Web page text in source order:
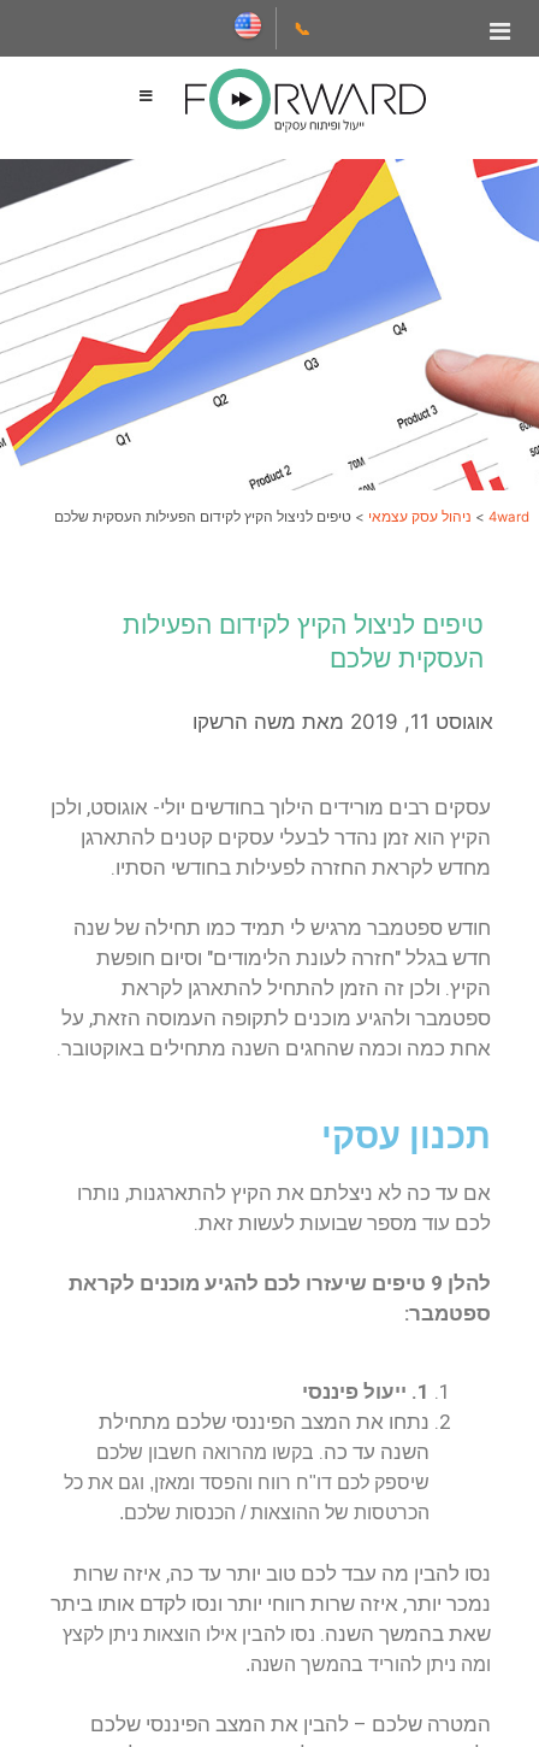
📞
4ward
> ניהול עסק עצמאי > טיפים לניצול הקיץ לקידום הפעילות העסקית שלכם
טיפים לניצול הקיץ לקידום הפעילות
העסקית שלכם
אוגוסט 11, 2019 מאת משה הרשקו
עסקים רבים מורידים הילוך בחודשים יולי- אוגוסט, ולכן
הקיץ הוא זמן נהדר לבעלי עסקים קטנים להתארגן
מחדש לקראת החזרה לפעילות בחודשי הסתיו.
חודש ספטמבר מרגיש לי תמיד כמו תחילה של שנה
חדש בגלל "חזרה לעונת הלימודים" וסיום חופשת
הקיץ. ולכן זה הזמן להתחיל להתארגן לקראת
ספטמבר ולהגיע מוכנים לתקופה העמוסה הזאת, על
אחת כמה וכמה שהחגים השנה מתחילים באוקטובר.
תכנון עסקי
אם עד כה לא ניצלתם את הקיץ להתארגנות, נותרו
לכם עוד מספר שבועות לעשות זאת.
להלן 9 טיפים שיעזרו לכם להגיע מוכנים לקראת
ספטמבר:
1. ייעול פיננסי
נתחו את המצב הפיננסי שלכם מתחילת
השנה עד כה. בקשו מהרואה חשבון שלכם
שיספק לכם דו"ח רווח והפסד ומאזן, וגם את כל
הכרטסות של ההוצאות / הכנסות שלכם.
נסו להבין מה עבד לכם טוב יותר עד כה, איזה שרות
נמכר יותר, איזה שרות רווחי יותר ונסו לקדם אותו ביתר
שאת בהמשך השנה. נסו להבין אילו הוצאות ניתן לקצץ
ומה ניתן להוריד בהמשך השנה.
המטרה שלכם – להבין את המצב הפיננסי שלכם